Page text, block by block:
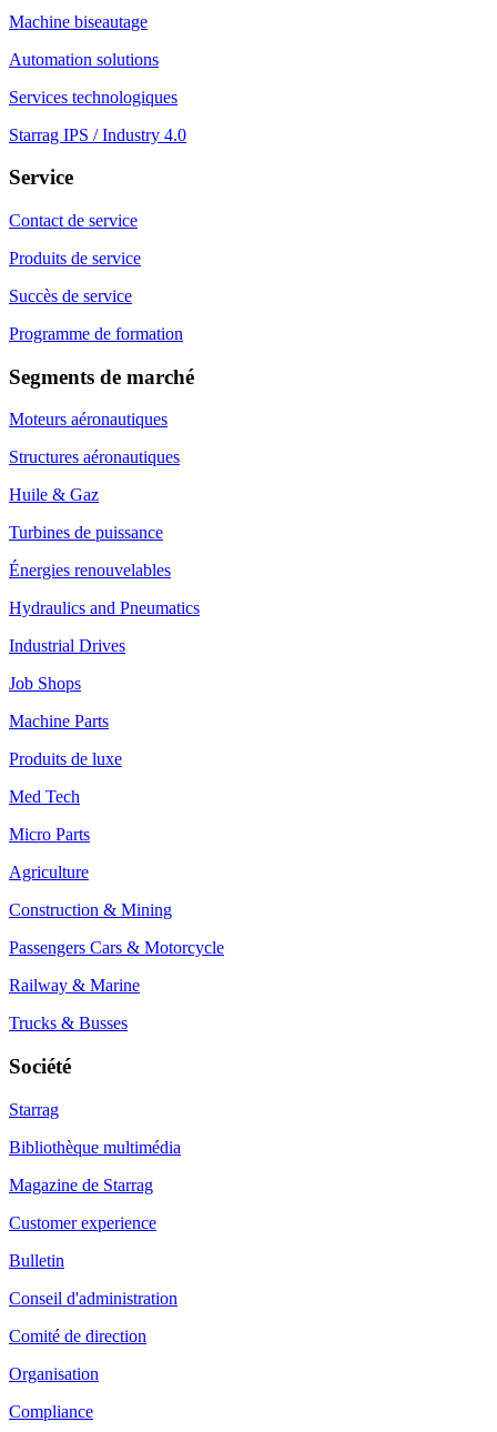
Machine biseautage
Automation solutions
Services technologiques
Starrag IPS / Industry 4.0
Service
Contact de service
Produits de service
Succès de service
Programme de formation
Segments de marché
Moteurs aéronautiques
Structures aéronautiques
Huile & Gaz
Turbines de puissance
Énergies renouvelables
Hydraulics and Pneumatics
Industrial Drives
Job Shops
Machine Parts
Produits de luxe
Med Tech
Micro Parts
Agriculture
Construction & Mining
Passengers Cars & Motorcycle
Railway & Marine
Trucks & Busses
Société
Starrag
Bibliothèque multimédia
Magazine de Starrag
Customer experience
Bulletin
Conseil d'administration
Comité de direction
Organisation
Compliance